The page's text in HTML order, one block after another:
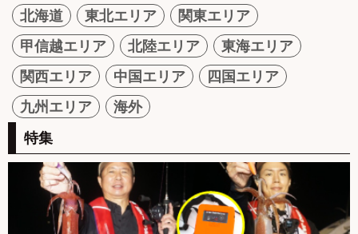
北海道 東北エリア
関東エリア
甲信越エリア
北陸エリア
東海エリア
関西エリア
中国エリア
四国エリア
九州エリア
海外
特集